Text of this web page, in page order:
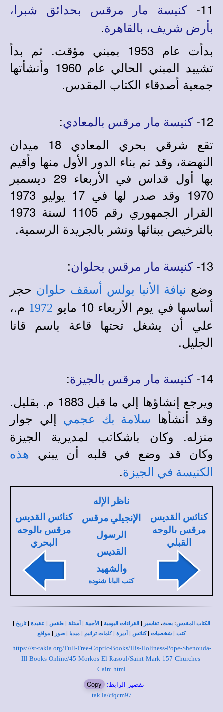
11-
كنيسة مار مرقس بحدائق شبرا،
بأرض شريف، بالقاهرة.
بدأت عام 1953 بمبني مؤقت. ثم بدأ
تشييد المبني الحالي عام 1960 وأنشأتها
جمعية أصدقاء الكتاب المقدس.
12- كنيسة مار مرقس بالمعادي:
تقع شرقي بحري المعادي 18 ميدان
النهضة، وقد تم بناء الدور الأول منها وأقيم
بها أول قداس في الأربعاء 29 ديسمبر
1970 وقد صدر لها في 17 يوليو 1973
القرار الجمهوري رقم 1105 لسنة 1973
بالترخيص ببنائها ونشر بالجريدة الرسمية.
13- كنيسة مار مرقس بحلوان:
وضع نيافة الأنبا بولس أسقف حلوان حجر
أساسها في يوم الأربعاء 10 مايو
1972 م.،
علي أن يشغل تحتها قاعة باسم قانا
الجليل.
14- كنيسة مار مرقس بالجيزة:
ويرجع إنشاؤها إلي ما قبل 1883 م. بقليل.
وقد أنشأها
سلامة بك عجمي
إلي جوار
منزله. وكان باشكاتب لمديرية الجيزة
وكان قد وضع في قلبه أن يبني
هذه
الكنيسة في الجيزة.
كنائس القديس
مرقس بالوجه
القبلي
ناظر الإله
الإنجيلي مرقس
الرسول
القديس
والشهيد
كتب البابا شنوده
كنائس القديس
مرقس بالوجه
البحري
الكتاب المقدس: بحث،تفاسير | القراءات اليومية | الأجبية | أسئلة | طقس | عقيدة |تاريخ |
كتب | شخصيات |كنائس | أديرة |كلمات ترانيم | ميديا | صور | مواقع
https://st-takla.org/Full-Free-Coptic-Books/His-Holiness-Pope-Shenouda-
III-Books-Online/45-Morkos-El-Rasoul/Saint-Mark-157-Churches-
Cairo.html
تقصير الرابط: Copy
tak.la/cfqcm97